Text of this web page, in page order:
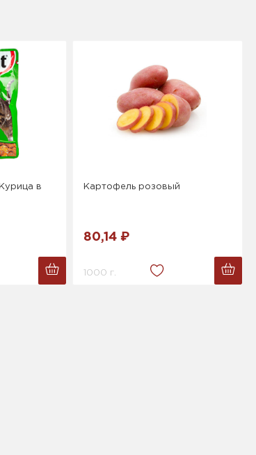
в
Картофель розовый
80,14 ₽
1000 г.